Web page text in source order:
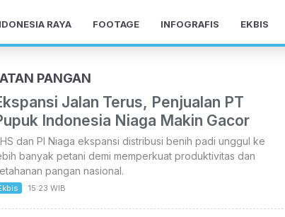
RAYA FOOTAGE INFOGRAFIS EKBIS
PANGAN
Jalan Terus, Penjualan PT
Indonesia Niaga Makin Gacor
dan PI Niaga ekspansi distribusi benih padi unggul ke
banyak petani demi memperkuat produktivitas dan
pangan nasional.
15:23 WIB